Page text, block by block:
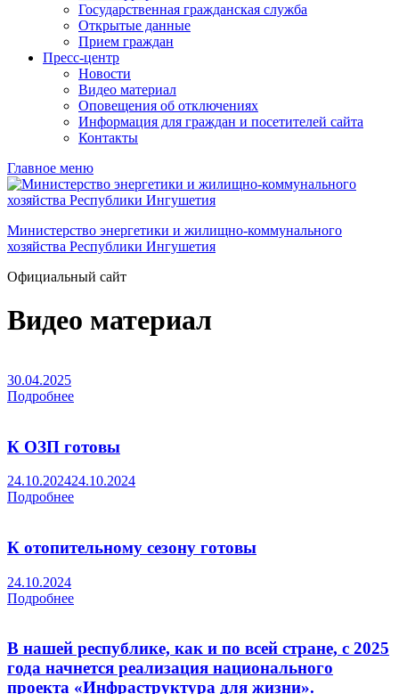
Государственная гражданская служба
Открытые данные
Прием граждан
Пресс-центр
Новости
Видео материал
Оповещения об отключениях
Информация для граждан и посетителей сайта
Контакты
Главное меню
Министерство энергетики и жилищно-коммунального
хозяйства Республики Ингушетия
Официальный сайт
Видео материал
30.04.2025
Подробнее
К ОЗП готовы
24.10.202424.10.2024
Подробнее
К отопительному сезону готовы
24.10.2024
Подробнее
В нашей республике, как и по всей стране, с 2025
года начнется реализация национального
проекта «Инфраструктура для жизни».